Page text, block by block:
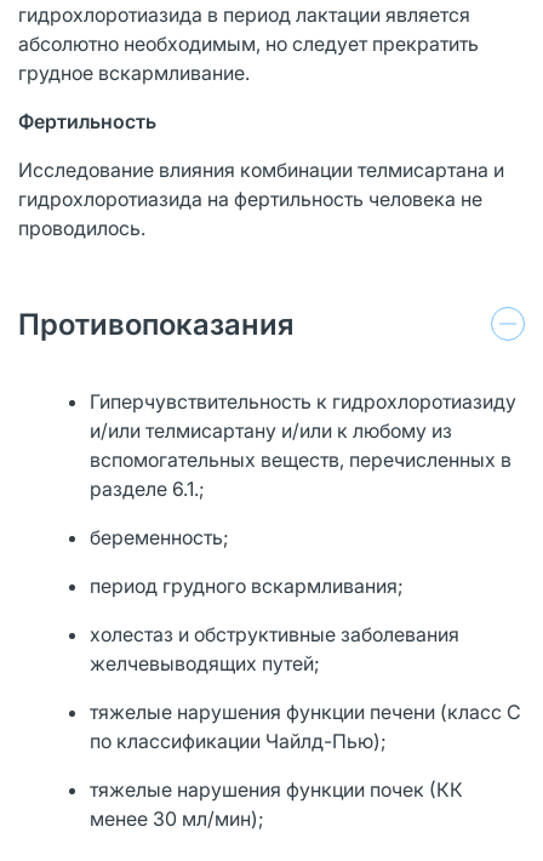
гидрохлоротиазида в период лактации является
абсолютно необходимым, но следует прекратить
грудное вскармливание.
Фертильность
Исследование влияния комбинации телмисартана и
гидрохлоротиазида на фертильность человека не
проводилось.
Противопоказания
Гиперчувствительность к гидрохлоротиазиду
и/или телмисартану и/или к любому из
вспомогательных веществ, перечисленных в
разделе 6.1.;
беременность;
период грудного вскармливания;
холестаз и обструктивные заболевания
желчевыводящих путей;
тяжелые нарушения функции печени (класс С
по классификации Чайлд-Пью);
тяжелые нарушения функции почек (КК
менее 30 мл/мин);